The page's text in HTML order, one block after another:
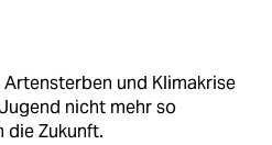
und Klimakrise
nicht mehr so
die Zukunft.